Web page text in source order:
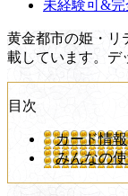
未経験可&完
黄金都市の姫・リ
載しています。デ
目次
カード情報
みんなの